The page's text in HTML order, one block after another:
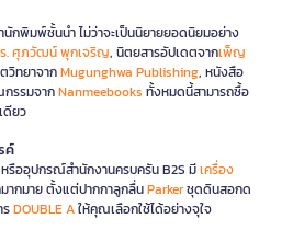
นักพิมพ์ชั้นนำ ไม่ว่าจะเป็นนิยายยอดนิยมอย่าง
. ศุภวัฒน์ พุกเจริญ, นิตยสารอัปเดตจากเพ็ญ
วิทยาจากMugunghwa Publishing, หนังสือ
รรมจากNanmeebooks ทั้งหมดนี้สามารถซื้อ
ดียว
ค์
รืออุปกรณ์สำนักงานครบครัน B2S มีเครื่อง
มากมาย ตั้งแต่ปากกาลูกลื่นParkerชุดดินสอกด
DOUBLE Aให้คุณเลือกใช้ได้อย่างจุใจ